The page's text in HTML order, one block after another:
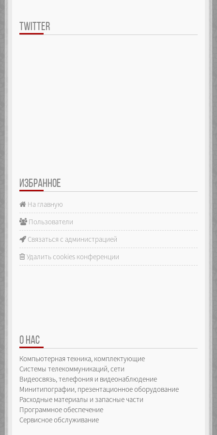
TWITTER
ИЗБРАННОЕ
На главную
Пользователи
Связаться с администрацией
Удалить cookies конференции
О НАС
Компьютерная техника, комплектующие
Системы телекоммуникаций, сети
Видеосвязь, телефония и видеонаблюдение
Минитипографии, презентационное оборудование
Расходные материалы и запасные части
Программное обеспечение
Сервисное обслуживание